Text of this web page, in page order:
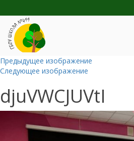
Предыдущее изображение
Следующее изображение
djuVWCJUVtI